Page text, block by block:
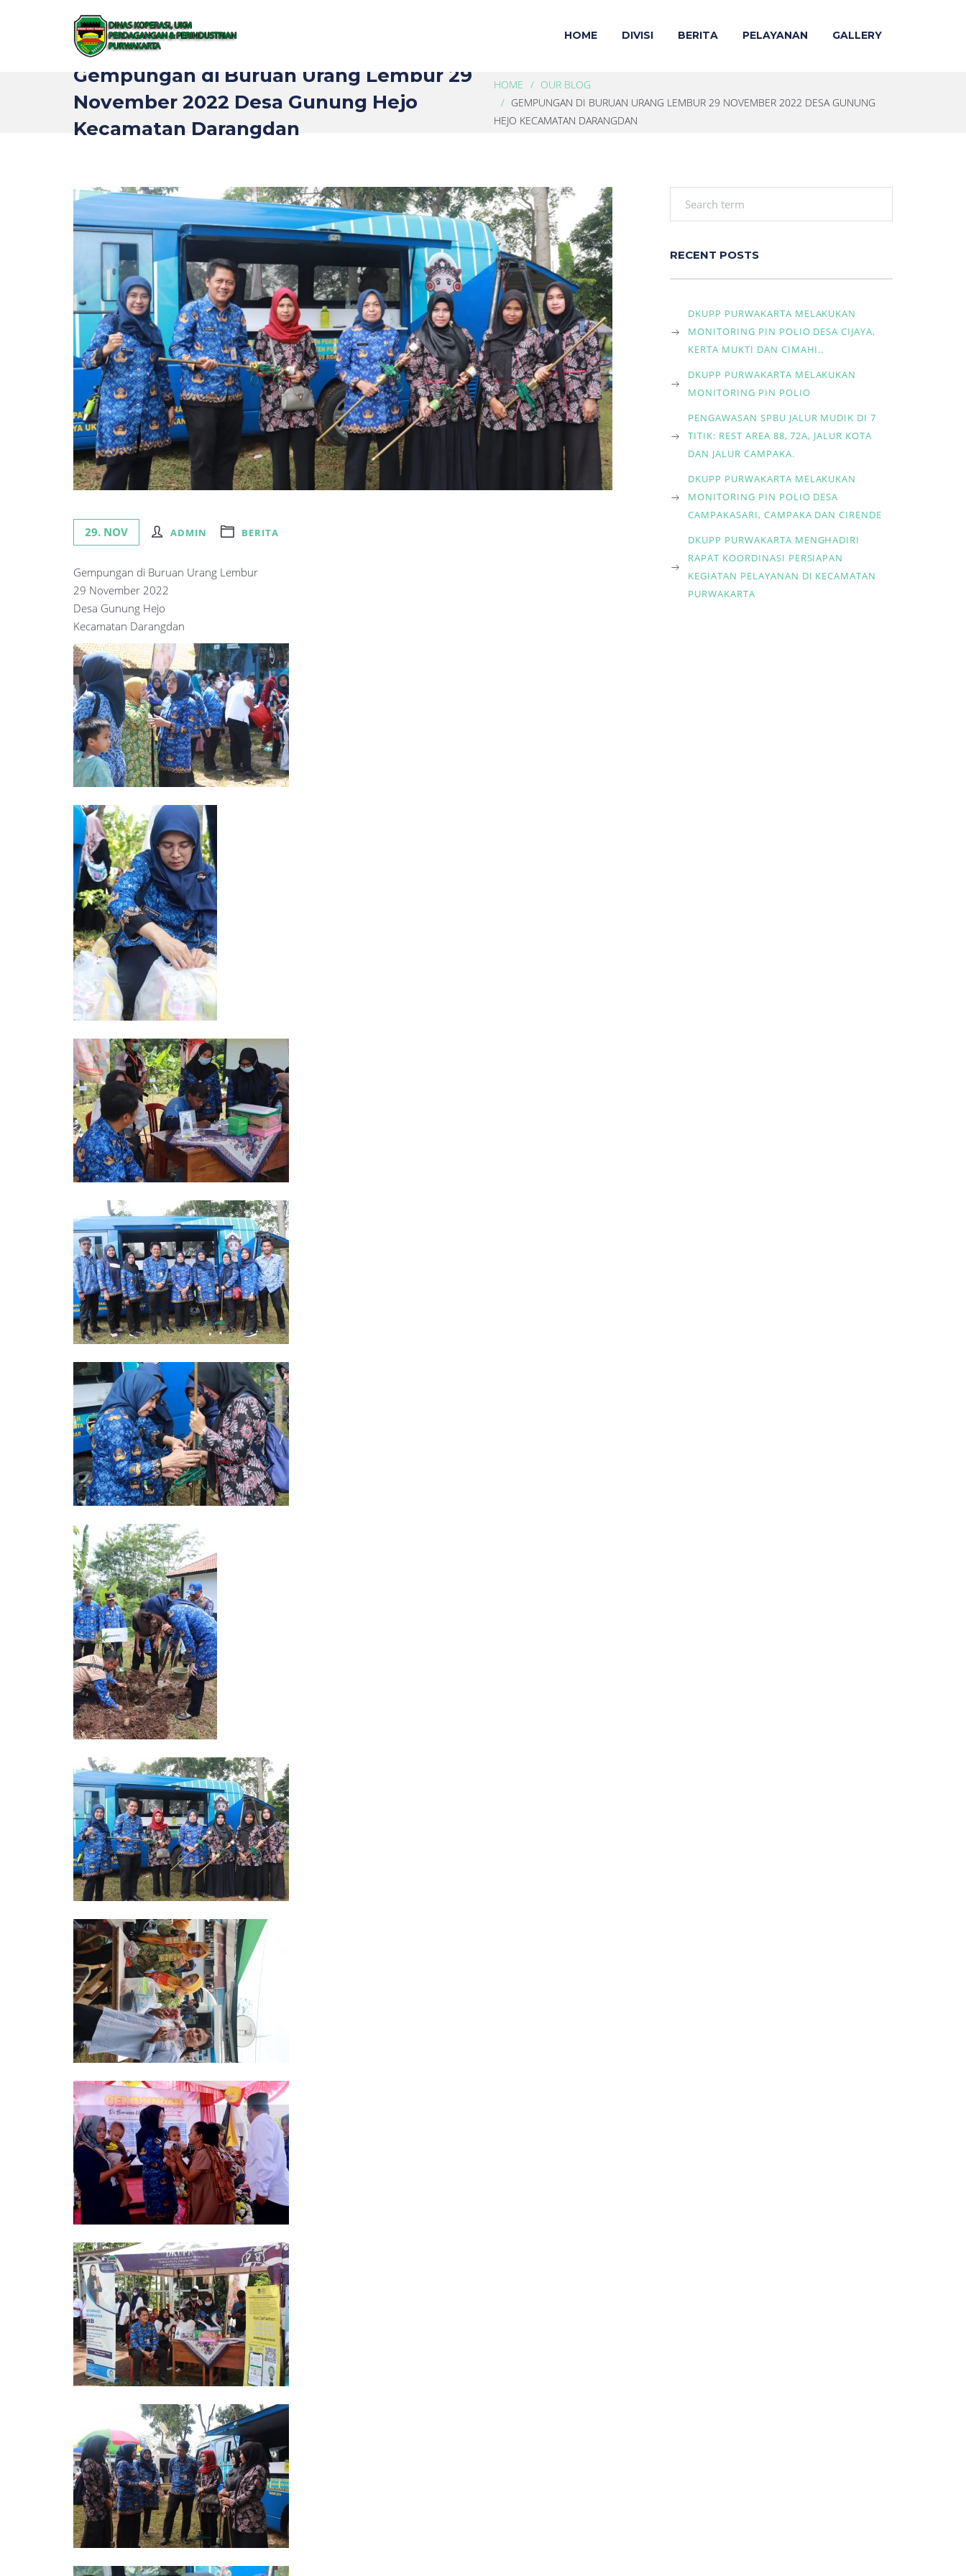
HOME DIVISI BERITA PELAYANAN GALLERY
Gempungan di Buruan Urang Lembur 29
November 2022 Desa Gunung Hejo
Kecamatan Darangdan
HOME
OUR BLOG
GEMPUNGAN DI BURUAN URANG LEMBUR 29 NOVEMBER 2022 DESA GUNUNG
HEJO KECAMATAN DARANGDAN
29. NOV ADMIN BERITA
Gempungan di Buruan Urang Lembur
29 November 2022
Desa Gunung Hejo
Kecamatan Darangdan
RECENT POSTS
DKUPP PURWAKARTA MELAKUKAN
MONITORING PIN POLIO DESA CIJAYA,
KERTA MUKTI DAN CIMAHI..
DKUPP PURWAKARTA MELAKUKAN
MONITORING PIN POLIO
PENGAWASAN SPBU JALUR MUDIK DI 7
TITIK: REST AREA 88, 72A, JALUR KOTA
DAN JALUR CAMPAKA.
DKUPP PURWAKARTA MELAKUKAN
MONITORING PIN POLIO DESA
CAMPAKASARI, CAMPAKA DAN CIRENDE
DKUPP PURWAKARTA MENGHADIRI
RAPAT KOORDINASI PERSIAPAN
KEGIATAN PELAYANAN DI KECAMATAN
PURWAKARTA